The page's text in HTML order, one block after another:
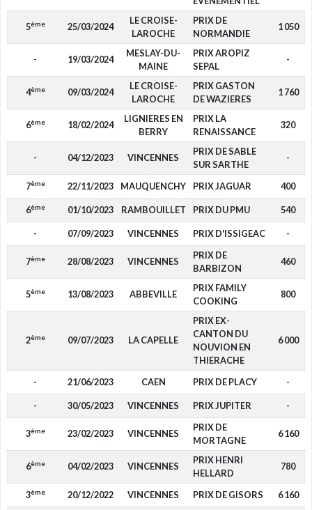
5ème 25/03/2024
LE CROISE-
LAROCHE
PRIX DE
NORMANDIE
1 050
- 19/03/2024
MESLAY-DU-
MAINE
PRIX AROPIZ
SEPAL
-
4ème 09/03/2024
LE CROISE-
LAROCHE
PRIX GASTON
DE WAZIERES
1 760
6ème 18/02/2024
LIGNIERES EN
BERRY
PRIX LA
RENAISSANCE
320
- 04/12/2023 VINCENNES
PRIX DE SABLE
SUR SARTHE
-
7ème 22/11/2023 MAUQUENCHY PRIX JAGUAR 400
6ème 01/10/2023 RAMBOUILLET PRIX DU PMU 540
- 07/09/2023 VINCENNES PRIX D'ISSIGEAC -
7ème 28/08/2023 VINCENNES
PRIX DE
BARBIZON
460
5ème 13/08/2023 ABBEVILLE
PRIX FAMILY
COOKING
800
2ème 09/07/2023 LA CAPELLE
PRIX EX-
CANTON DU
NOUVION EN
THIERACHE
6 000
- 21/06/2023 CAEN PRIX DE PLACY -
- 30/05/2023 VINCENNES PRIX JUPITER -
3ème 23/02/2023 VINCENNES
PRIX DE
MORTAGNE
6 160
6ème 04/02/2023 VINCENNES
PRIX HENRI
HELLARD
780
3ème 20/12/2022 VINCENNES PRIX DE GISORS 6 160